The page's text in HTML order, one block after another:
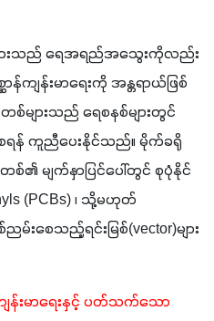
ားသည် ရေအရည်အသွေးကိုလည်း
ျန်းမာရေးကို အန္တရာယ်ဖြစ်
ျားသည် ရေစနစ်များတွင်
ရန် ကူညီပေးနိုင်သည်။ မိုက်ခရို
မျက်နှာပြင်ပေါ်တွင် စုပုံနိုင်
(PCBs) ၊ သို့မဟုတ်
စေသည့်ရင်းမြစ်(vector)များ
းမာရေးနှင့် ပတ်သက်သော